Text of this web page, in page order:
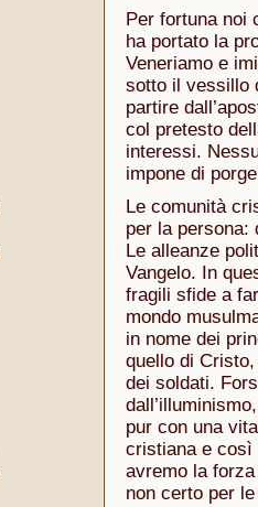
Per fortuna noi
ha portato la
Veneriamo e
sotto il vessillo
partire
col pretesto
interessi.
impone di
Le comunità
per la persona:
Le alleanze
Vangelo. In
fragili sfide a
mondo
in nome dei
quello di
dei soldati.
pur con una
cristiana e così
avremo la
non certo per